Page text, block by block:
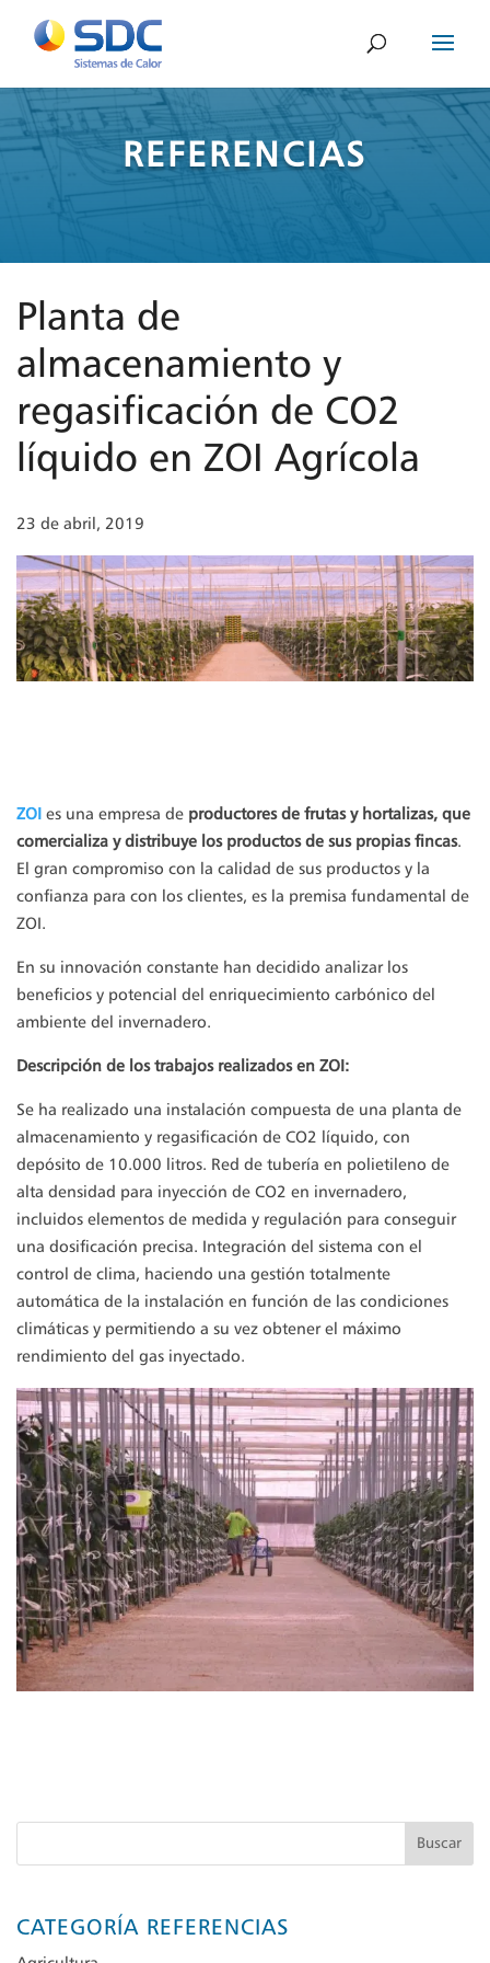
REFERENCIAS
Planta de
almacenamiento y
regasificación de CO2
líquido en ZOI Agrícola
23 de abril, 2019
ZOI es una empresa de productores de frutas y hortalizas, que
comercializa y distribuye los productos de sus propias fincas.
El gran compromiso con la calidad de sus productos y la
confianza para con los clientes, es la premisa fundamental de
ZOI.
En su innovación constante han decidido analizar los
beneficios y potencial del enriquecimiento carbónico del
ambiente del invernadero.
Descripción de los trabajos realizados en ZOI:
Se ha realizado una instalación compuesta de una planta de
almacenamiento y regasificación de CO2 líquido, con
depósito de 10.000 litros. Red de tubería en polietileno de
alta densidad para inyección de CO2 en invernadero,
incluidos elementos de medida y regulación para conseguir
una dosificación precisa. Integración del sistema con el
control de clima, haciendo una gestión totalmente
automática de la instalación en función de las condiciones
climáticas y permitiendo a su vez obtener el máximo
rendimiento del gas inyectado.
Buscar
CATEGORÍA REFERENCIAS